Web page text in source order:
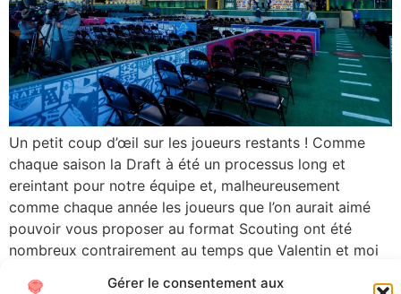
Gérer le consentement aux
Un petit coup d’œil sur les joueurs restants ! Comme
chaque saison la Draft à été un processus long et
ereintant pour notre équipe et, malheureusement
comme chaque année les joueurs que l’on aurait aimé
pouvoir vous proposer au format Scouting ont été
nombreux contrairement au temps que Valentin et moi